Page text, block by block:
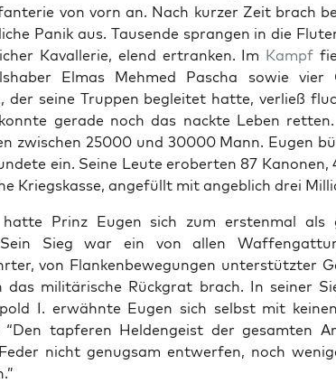
von vorn an. Nach kurz­er Zeit brach
Panik aus. Tausende sprangen in die
Kaval­lerie, elend ertranken. Im Kampf
Elmas Mehmed Pascha sowie vier
der seine Trup­pen begleit­et hat­te, ver­ließ
ger­ade noch das nack­te Leben
zwis­chen 25000 und 30000 Mann. Eugen
ein. Seine Leute eroberten 87 Kanonen,
Kriegskasse, ange­füllt mit ange­blich drei
Prinz Eugen sich zum ersten­mal als
Sieg war ein von allen
von Flanken­be­we­gun­gen unter­stützter
das mil­itärische Rück­grat brach. In sein­er
I. erwäh­nte Eugen sich selb­st mit
“Den tapfer­en Heldengeist der gesamten
nicht genugsam entwer­fen, noch